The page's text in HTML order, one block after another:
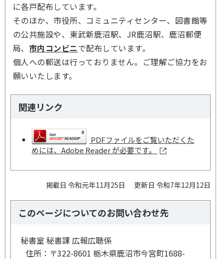
に各戸配布しています。
そのほか、市役所、コミュニティセンター、図書館等
の公共施設や、東武新鹿沼駅、JR鹿沼駅、鹿沼郵便
局、 市内コンビニで配布しています。
個人への郵送は行っておりません。ご理解ご協力をお
願いいたします。
関連リンク
PDFファイルをご覧いただくた
めには、Adobe Reader が必要です。
掲載日 令和元年11月25日 更新日 令和7年12月12日
このページについてのお問い合わせ先
秘書室 秘書課 広報広聴係
住所： 〒322-8601 栃木県鹿沼市今宮町1688-